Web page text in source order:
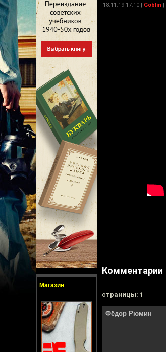
Магазин
18.11.19 17:10 | Goblin |
Комментарии
cтраницы: 1
Фёдор Рюмин